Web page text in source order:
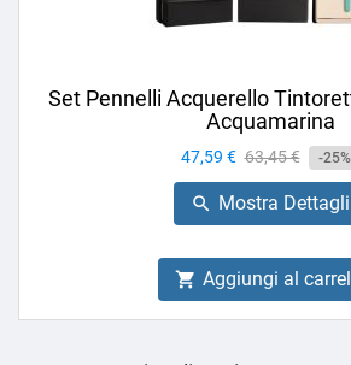
Set Pennelli Acquerello
Acquamarina
Prezzo
47,59 € Prezzo
base
63,45 € -25%
 Mostra Dettagli
 Aggiungi al